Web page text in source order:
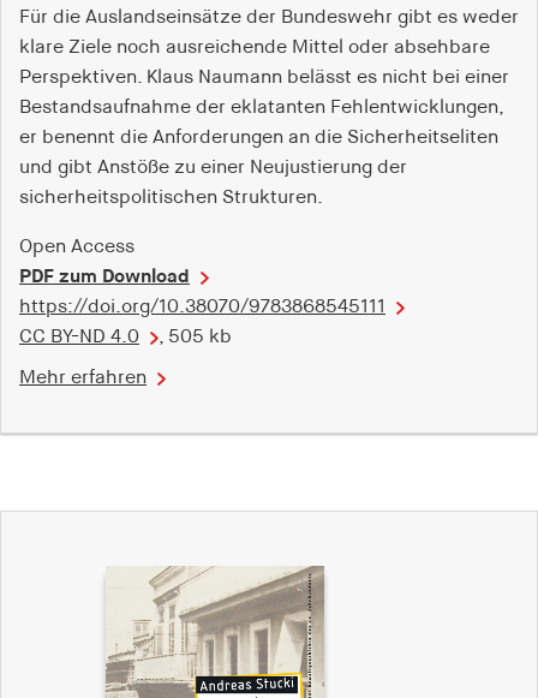
Für die Auslandseinsätze der Bundeswehr gibt es weder
klare Ziele noch ausreichende Mittel oder absehbare
Perspektiven. Klaus Naumann belässt es nicht bei einer
Bestandsaufnahme der eklatanten Fehlentwicklungen,
er benennt die Anforderungen an die Sicherheitseliten
und gibt Anstöße zu einer Neujustierung der
sicherheitspolitischen Strukturen.
Open Access
PDF zum Download
https://doi.org/10.38070/9783868545111
CC BY-ND 4.0
, 505 kb
Mehr erfahren